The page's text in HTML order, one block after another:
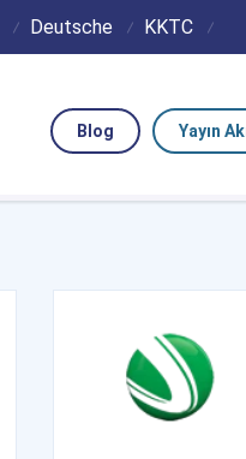
Deutsche KKTC
Yayın
Blog